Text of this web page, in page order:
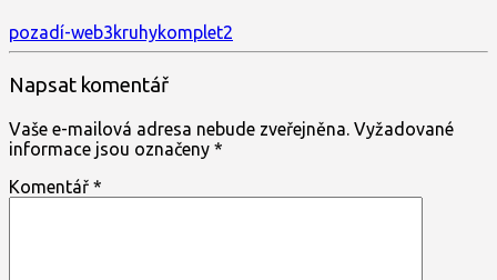
pozadí-web3kruhykomplet2
Napsat komentář
Vaše e-mailová adresa nebude zveřejněna. Vyžadované
informace jsou označeny *
Komentář *